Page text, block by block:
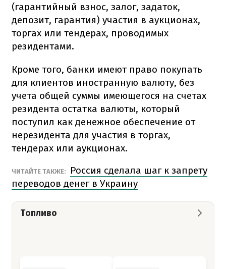
(гарантийный взнос, залог, задаток,
депозит, гарантия) участия в аукционах,
торгах или тендерах, проводимых
резидентами.
Кроме того, банки имеют право покупать
для клиентов иностранную валюту, без
учета общей суммы имеющегося на счетах
резидента остатка валюты, который
поступил как денежное обеспечение от
нерезидента для участия в торгах,
тендерах или аукционах.
ЧИТАЙТЕ ТАКЖЕ:
Россия сделала шаг к запрету
переводов денег в Украину
Топливо